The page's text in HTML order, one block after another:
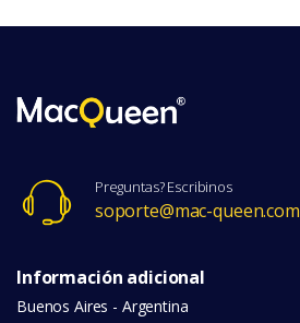
Preguntas? Escribinos
soporte@mac-queen.com
Información adicional
Buenos Aires - Argentina